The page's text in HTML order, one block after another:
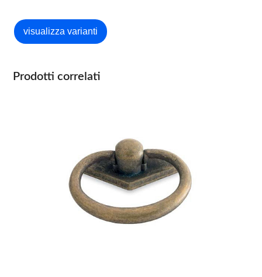
Prodotti correlati